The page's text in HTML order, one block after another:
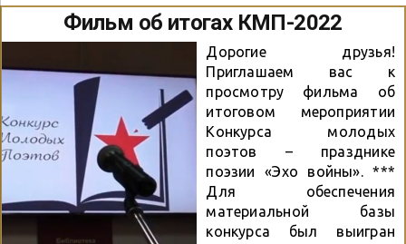
произведения о мире без
войн;
«Любовью к
Родине дыша» –
гражданская социальная
лирика.
Подача заявок:
До 31 августа 2023 года
Стихи присылайте по
адресу: konkurs@cbstolsto
y.ru
Призы: публикация
в поэтическом сборнике,
дипломы, стелы,
подарочные
Фильм об итогах КМП-2022
Дорогие друзья!
Приглашаем вас к
просмотру фильма об
итоговом мероприятии
Конкурса молодых
поэтов – празднике
поэзии «Эхо войны». ***
Для обеспечения
материальной базы
конкурса был выигран